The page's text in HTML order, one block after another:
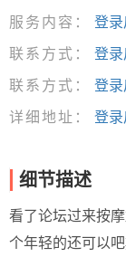
服务内容：
登
联系方式：
登
联系方式：
登
详细地址：
登
细节描述
看了论坛过来按
个年轻的还可以